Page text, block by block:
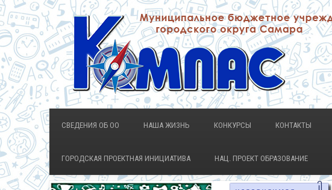
СВЕДЕНИЯ ОБ ОО НАША ЖИЗНЬ КОНКУРСЫ КОНТАКТЫ
ГОРОДСКАЯ ПРОЕКТНАЯ ИНИЦИАТИВА НАЦ. ПРОЕКТ ОБРАЗОВАНИЕ